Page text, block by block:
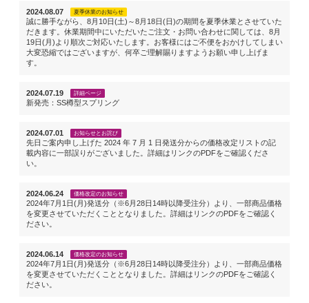
2024.08.07 夏季休業のお知らせ
誠に勝手ながら、8月10日(土)～8月18日(日)の期間を夏季休業とさせていた
だきます。休業期間中にいただいたご注文・お問い合わせに関しては、8月
19日(月)より順次ご対応いたします。お客様にはご不便をおかけしてしまい
大変恐縮ではございますが、何卒ご理解賜りますようお願い申し上げま
す。
2024.07.19 詳細ページ
新発売：SS樽型スプリング
2024.07.01 お知らせとお詫び
先日ご案内申し上げた 2024 年 7 月 1 日発送分からの価格改定リストの記
載内容に一部誤りがございました。詳細はリンクのPDFをご確認くださ
い。
2024.06.24 価格改定のお知らせ
2024年7月1日(月)発送分（※6月28日14時以降受注分）より、一部商品価格
を変更させていただくこととなりました。詳細はリンクのPDFをご確認く
ださい。
2024.06.14 価格改定のお知らせ
2024年7月1日(月)発送分（※6月28日14時以降受注分）より、一部商品価格
を変更させていただくこととなりました。詳細はリンクのPDFをご確認く
ださい。